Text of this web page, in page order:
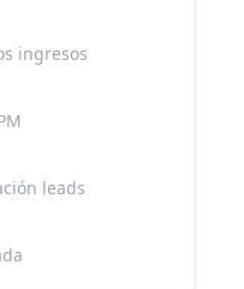
ingresos
leads